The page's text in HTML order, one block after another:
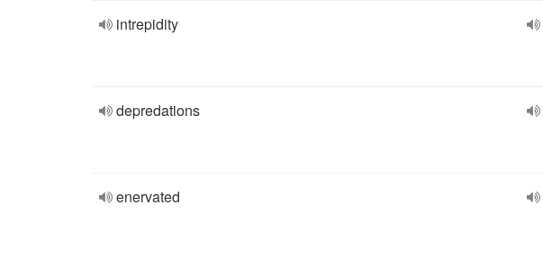
intrepidity
depredations
enervated